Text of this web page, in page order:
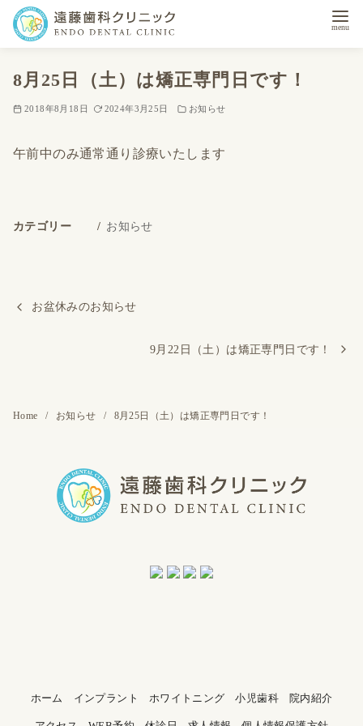
8月25日（土）は矯正専門日です！
2018年8月18日 2024年3月25日 お知らせ
午前中のみ通常通り診療いたします
カテゴリー お知らせ
お盆休みのお知らせ
9月22日（土）は矯正専門日です！
Home お知らせ 8月25日（土）は矯正専門日です！
ホーム インプラント ホワイトニング 小児歯科 院内紹介